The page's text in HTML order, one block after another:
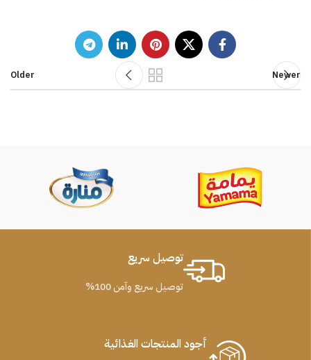
Newer
Older
توصيل سريع
توصيل سريع وآمن 100%
أجود المنتجات الغذائية